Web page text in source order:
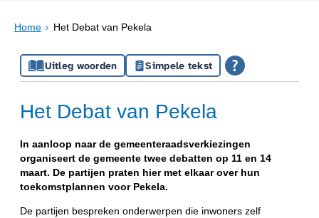
Home Het Debat van Pekela
Uitleg woorden Simpele tekst
Het Debat van Pekela
In aanloop naar de gemeenteraadsverkiezingen
organiseert de gemeente twee debatten op 11 en 14
maart. De partijen praten hier met elkaar over hun
toekomstplannen voor Pekela.
De partijen bespreken onderwerpen die inwoners zelf